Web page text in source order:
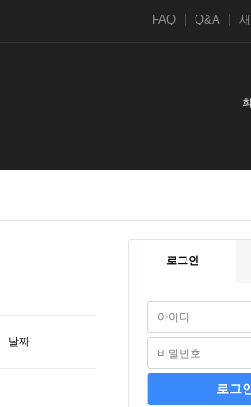
FAQ Q&A
날짜
로그인